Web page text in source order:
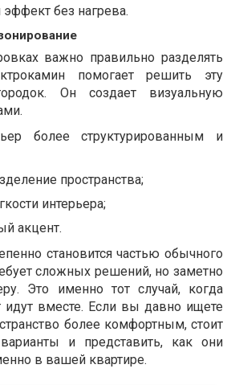
без нагрева.
важно правильно разделять
помогает решить эту
Он создает визуальную
более структурированным и
пространства;
интерьера;
акцент.
становится частью обычного
сложных решений, но заметно
Это именно тот случай, когда
идут вместе. Если вы давно ищете
более комфортным, стоит
и представить, как они
в вашей квартире.